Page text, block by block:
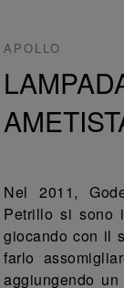
APOLLO
Nel 2011,
Petrillo si sono
giocando con il
farlo
aggiungendo